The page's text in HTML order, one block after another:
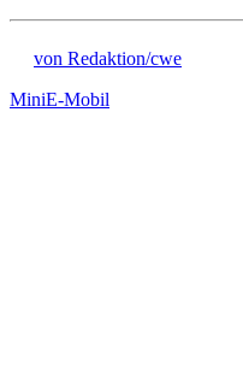
von Redaktion/cwe
MiniE-Mobil